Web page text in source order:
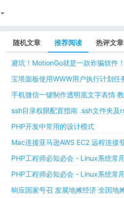
随机文章 推荐阅读 热评文章
避坑！MotionGo就是一款诈骗软件
宝塔面板使用WWW用户执行计划
手机微信一键制作透明底文字表情
ssh目录权限配置指南 .ssh文件夹及
PHP开发中常用的设计模式
Mac连接亚马逊AWS EC2 远程连
PHP工程师必知必会 - Linux系统常
PHP工程师必知必会 - Linux系统常
响应国家号召 发展地摊经济 全国地